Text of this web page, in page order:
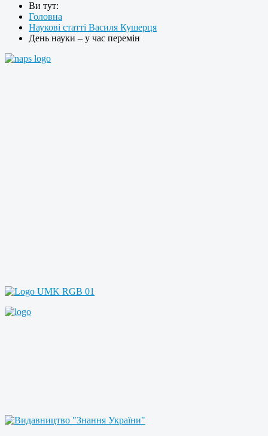
Ви тут:
Головна
Наукові статті Василя Кушерця
День науки – у час перемін